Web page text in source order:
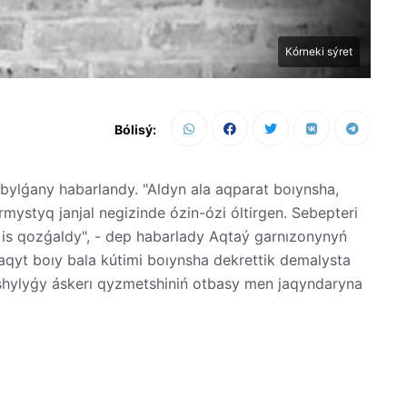
Kórneki sýret
Bólisý:
habarlandy. "Aldyn ala aqparat boıynsha,
janjal negizinde ózin-ózi óltirgen. Sebepteri
qozǵaldy", - dep habarlady Aqtaý garnızonynyń
boıy bala kútimi boıynsha dekrettik demalysta
áskerı qyzmetshiniń otbasy men jaqyndaryna